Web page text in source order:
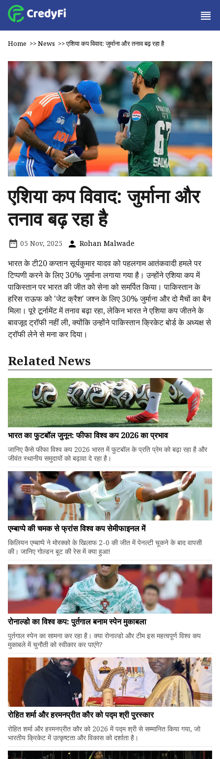
Home >>News >>एशिया कप विवाद: जुर्माना और तनाव बढ़ रहा है
एशिया कप विवाद: जुर्माना और
तनाव बढ़ रहा है
05 Nov, 2025 Rohan Malwade
भारत के टी20 कप्तान सूर्यकुमार यादव को पहलगाम आतंकवादी हमले पर
टिप्पणी करने के लिए 30% जुर्माना लगाया गया है। उन्होंने एशिया कप में
पाकिस्तान पर भारत की जीत को सेना को समर्पित किया। पाकिस्तान के
हरिस राऊफ को 'जेट क्रैश' जश्न के लिए 30% जुर्माना और दो मैचों का बैन
मिला। पूरे टूर्नामेंट में तनाव बढ़ा रहा, लेकिन भारत ने एशिया कप जीतने के
बावजूद ट्रॉफी नहीं ली, क्योंकि उन्होंने पाकिस्तान क्रिकेट बोर्ड के अध्यक्ष से
ट्रॉफी लेने से मना कर दिया।
Related News
भारत का फुटबॉल जुनून: फीफा विश्व कप 2026 का प्रभाव
जानिए कैसे फीफा विश्व कप 2026 भारत में फुटबॉल के प्रति प्रेम को बढ़ा रहा है और
जीवंत स्थानीय समुदायों को बढ़ावा दे रहा है।
एम्बाप्पे की चमक से फ्रांस विश्व कप सेमीफाइनल में
किलियन एम्बाप्पे ने मोरक्को के खिलाफ 2-0 की जीत में पेनल्टी चूकने के बाद वापसी
की। जानिए गोल्डन बूट की रेस में क्या हुआ!
रोनाल्डो का विश्व कप: पुर्तगाल बनाम स्पेन मुकाबला
पुर्तगाल स्पेन का सामना कर रहा है। क्या रोनाल्डो और टीम इस महत्वपूर्ण विश्व कप
मुकाबले में चुनौती को स्वीकार कर पाएंगे?
रोहित शर्मा और हरमनप्रीत कौर को पद्म श्री पुरस्कार
रोहित शर्मा और हरमनप्रीत कौर को 2026 में पद्म श्री से सम्मानित किया गया, जो
भारतीय क्रिकेट में उत्कृष्टता और विकास को दर्शाता है।